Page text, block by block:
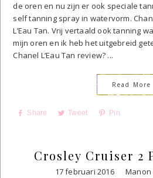
de oren en nu zijn er ook speciale
self tanning spray in watervorm.
L’Eau Tan. Vrij vertaald ook tanning
mijn oren en ik heb het uitgebreid
Chanel L’Eau Tan review? ...
Read More
Share Tweet Pin
Crosley Cruiser 2
17 februari 2016 Manon